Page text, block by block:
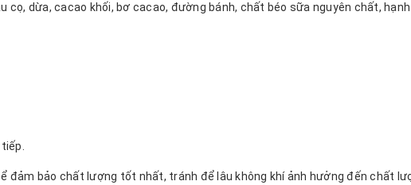
cọ, dừa, cacao khối, bơ cacao, đường bánh, chất béo sữa nguyên chất,
đảm bảo chất lượng tốt nhất, tránh để lâu không khí ảnh hưởng đến chất